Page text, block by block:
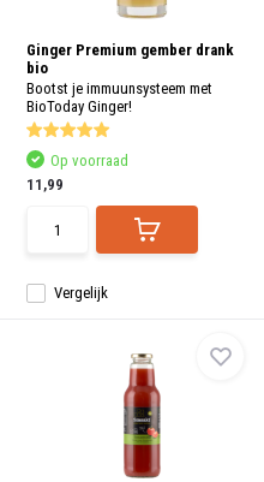
Ginger Premium gember drank
bio
Bootst je immuunsysteem met
BioToday Ginger!
Vergelijk
Op voorraad
11,99